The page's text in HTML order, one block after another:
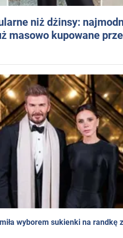
niż dżinsy:
masowo kupowane
wyborem sukienki na randkę